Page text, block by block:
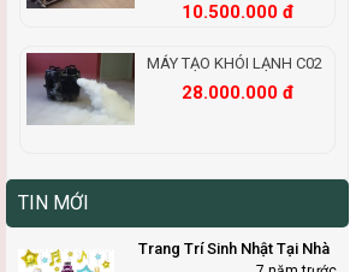
10.500.000 đ
MÁY TẠO KHÓI LẠNH C02
28.000.000 đ
TIN MỚI
Trang Trí Sinh Nhật Tại Nhà